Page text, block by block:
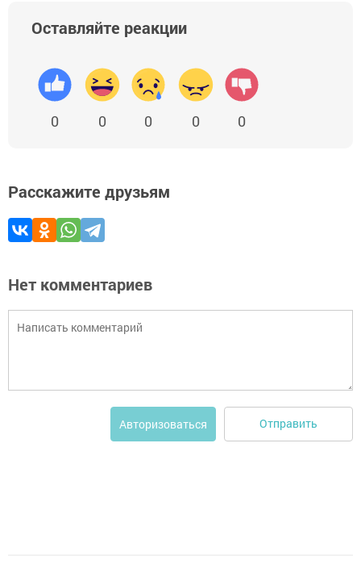
Оставляйте реакции
0 0 0 0 0
Расскажите друзьям
Нет комментариев
Авторизоваться Отправить